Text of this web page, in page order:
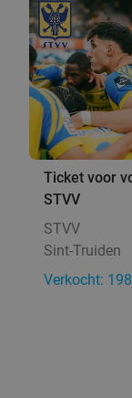
Ticket voor
STVV
STVV
Sint-Truiden
Verkocht: 198